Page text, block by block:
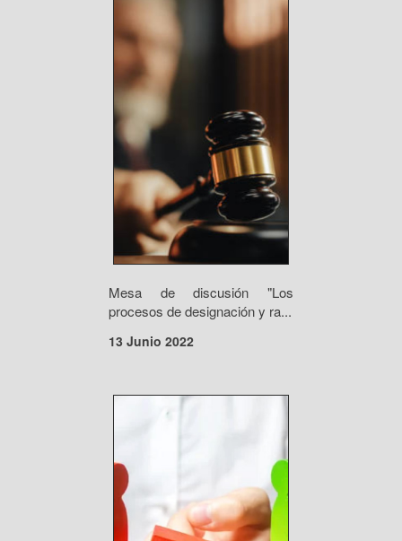
Mesa de discusión "Los
procesos de designación y ra...
13 Junio 2022